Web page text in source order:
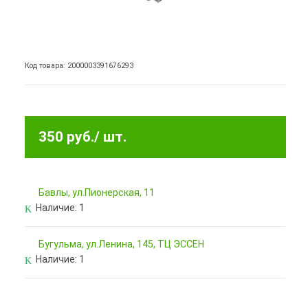
Код товара: 2000003391676293
350 руб./ шт.
Бавлы, ул.Пионерская, 11
Наличие: 1
Бугульма, ул.Ленина, 145, ТЦ ЭССЕН
Наличие: 1